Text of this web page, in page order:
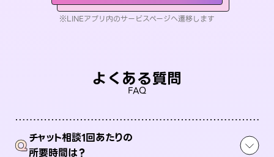
※LINEアプリ内のサービスページへ遷移します
よくある質問
FAQ
Qチャット相談1回あたりの
所要時間は？